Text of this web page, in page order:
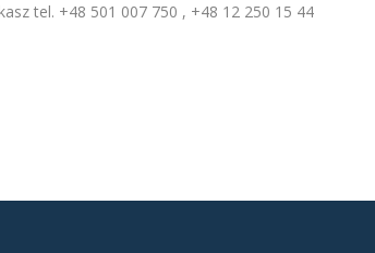
tel. +48 501 007 750 , +48 12 250 15 44